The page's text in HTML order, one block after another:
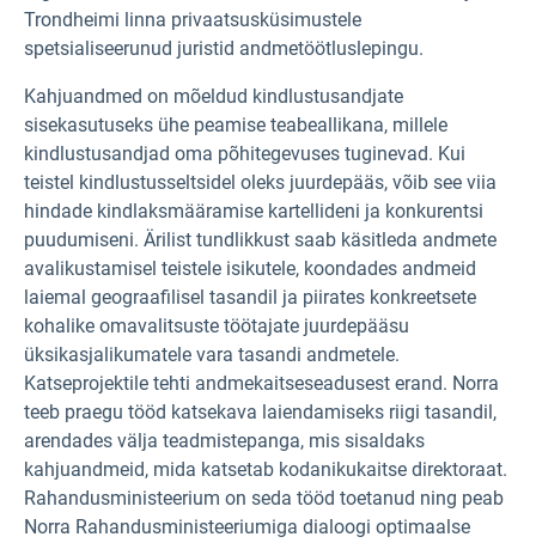
Trondheimi linna privaatsusküsimustele
spetsialiseerunud juristid andmetöötluslepingu.
Kahjuandmed on mõeldud kindlustusandjate
sisekasutuseks ühe peamise teabeallikana, millele
kindlustusandjad oma põhitegevuses tuginevad. Kui
teistel kindlustusseltsidel oleks juurdepääs, võib see viia
hindade kindlaksmääramise kartellideni ja konkurentsi
puudumiseni. Ärilist tundlikkust saab käsitleda andmete
avalikustamisel teistele isikutele, koondades andmeid
laiemal geograafilisel tasandil ja piirates konkreetsete
kohalike omavalitsuste töötajate juurdepääsu
üksikasjalikumatele vara tasandi andmetele.
Katseprojektile tehti andmekaitseseadusest erand. Norra
teeb praegu tööd katsekava laiendamiseks riigi tasandil,
arendades välja teadmistepanga, mis sisaldaks
kahjuandmeid, mida katsetab kodanikukaitse direktoraat.
Rahandusministeerium on seda tööd toetanud ning peab
Norra Rahandusministeeriumiga dialoogi optimaalse